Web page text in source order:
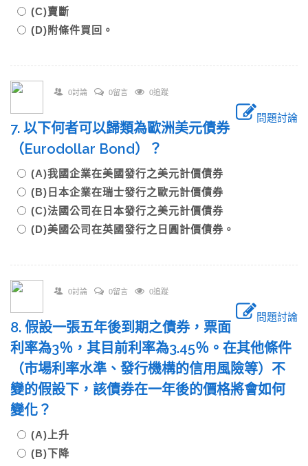
(C)賣斷
(D)附條件買回。
0討論 0留言 0追蹤
問題討論
7. 以下何者可以歸類為歐洲美元債券
（Eurodollar Bond）？
(A)我國企業在美國發行之美元計價債券
(B)日本企業在瑞士發行之歐元計價債券
(C)法國公司在日本發行之美元計價債券
(D)美國公司在英國發行之日圓計價債券。
0討論 0留言 0追蹤
問題討論
8. 假設一張五年後到期之債券，票面
利率為3％，其目前利率為3.45％。在其他條件
（市場利率水準、發行機構的信用風險等）不
變的假設下，該債券在一年後的價格將會如何
變化？
(A)上升
(B)下降